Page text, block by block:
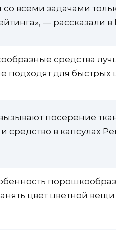
всеми задачами
— рассказали в
средства
подходят для быстрых
посерение
средство в капсулах
цвет цветной